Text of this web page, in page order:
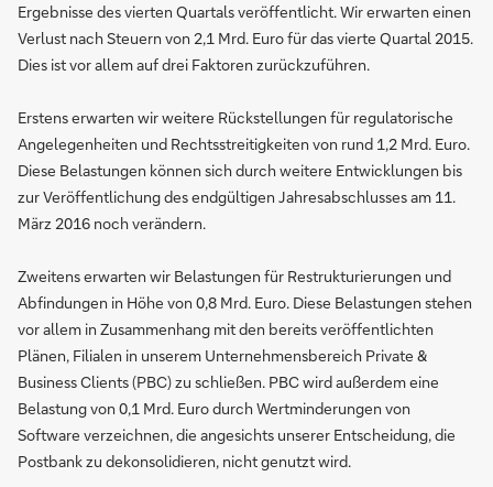
Ergebnisse des vierten Quartals veröffentlicht. Wir erwarten einen
Verlust nach Steuern von 2,1 Mrd. Euro für das vierte Quartal 2015.
Dies ist vor allem auf drei Faktoren zurückzuführen.
Erstens erwarten wir weitere Rückstellungen für regulatorische
Angelegenheiten und Rechtsstreitigkeiten von rund 1,2 Mrd. Euro.
Diese Belastungen können sich durch weitere Entwicklungen bis
zur Veröffentlichung des endgültigen Jahresabschlusses am 11.
März 2016 noch verändern.
Zweitens erwarten wir Belastungen für Restrukturierungen und
Abfindungen in Höhe von 0,8 Mrd. Euro. Diese Belastungen stehen
vor allem in Zusammenhang mit den bereits veröffentlichten
Plänen, Filialen in unserem Unternehmensbereich Private &
Business Clients (PBC) zu schließen. PBC wird außerdem eine
Belastung von 0,1 Mrd. Euro durch Wertminderungen von
Software verzeichnen, die angesichts unserer Entscheidung, die
Postbank zu dekonsolidieren, nicht genutzt wird.